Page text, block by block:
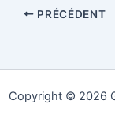
PRÉCÉDENT
Copyright © 2026